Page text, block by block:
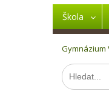
Škola
Gymnázium
Hledat: